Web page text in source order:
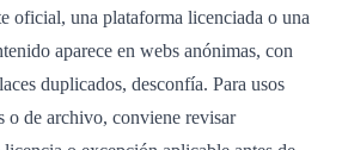
oficial, una plataforma licenciada o una
aparece en webs anónimas, con
duplicados, desconfía. Para usos
o de archivo, conviene revisar